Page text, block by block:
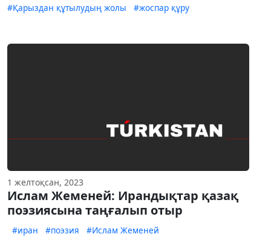
#Қарыздан құтылудың жолы
#жоспар құру
1 желтоқсан, 2023
Ислам Жеменей: Ирандықтар қазақ
поэзиясына таңғалып отыр
#иран #поэзия #Ислам Жеменей